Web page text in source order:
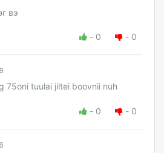
вэ
- 0 - 0
75oni tuulai jiltei boovnii nuh
- 0 - 0